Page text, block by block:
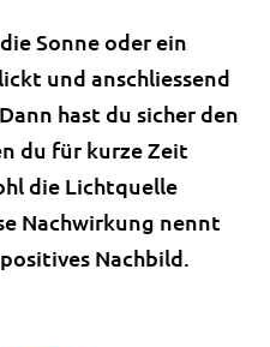
Sonne oder ein
und anschliessend
hast du sicher den
du für kurze Zeit
die Lichtquelle
Nachwirkung nennt
Nachbild.